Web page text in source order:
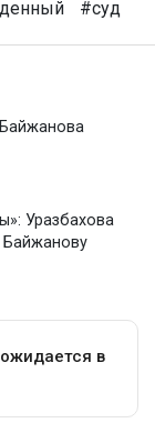
#суд
Уразбахова
Байжанову